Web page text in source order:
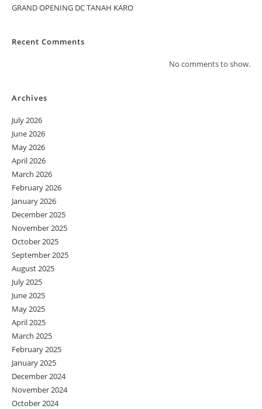
GRAND OPENING DC TANAH KARO
Recent Comments
No comments to show.
Archives
July 2026
June 2026
May 2026
April 2026
March 2026
February 2026
January 2026
December 2025
November 2025
October 2025
September 2025
August 2025
July 2025
June 2025
May 2025
April 2025
March 2025
February 2025
January 2025
December 2024
November 2024
October 2024